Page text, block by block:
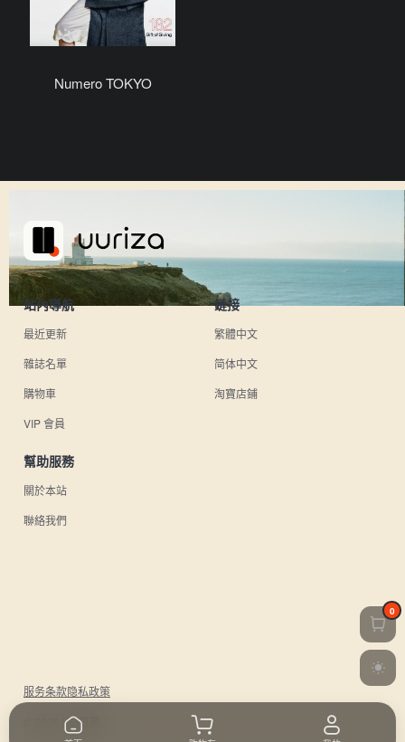
Numero TOKYO
站內導航
最近更新
雜誌名單
購物車
VIP 會員
鏈接
繁體中文
简体中文
淘寶店鋪
幫助服務
關於本站
聯絡我們
服务条款隐私政策
© 2026 UU日雜.
0